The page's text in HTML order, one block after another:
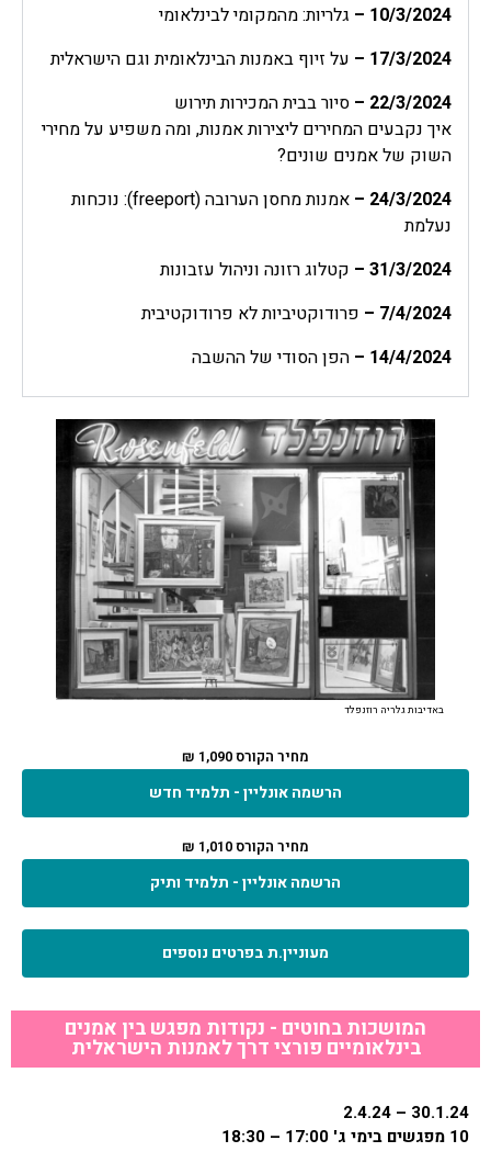
10/3/2024
– גלריות: מהמקומי לבינלאומי
17/3/2024
– על זיוף באמנות הבינלאומית וגם הישראלית
22/3/2024
– סיור בבית המכירות תירוש
איך נקבעים המחירים ליצירות אמנות, ומה משפיע על מחירי
השוק של אמנים שונים?
24/3/2024
–
אמנות מחסן הערובה (freeport): נוכחות
נעלמת
31/3/2024
– קטלוג רזונה וניהול עזבונות
7/4/2024
– פרודוקטיביות לא פרודוקטיבית
14/4/2024
– הפן הסודי של ההשבה
באדיבות גלריה רוזנפלד
מחיר הקורס 1,090 ₪
הרשמה אונליין - תלמיד חדש
מחיר הקורס 1,010 ₪
הרשמה אונליין - תלמיד ותיק
מעוניין.ת בפרטים נוספים
המושכות בחוטים - נקודות מפגש בין אמנים
בינלאומיים פורצי דרך לאמנות הישראלית
30.1.24 – 2.4.24
10 מפגשים בימי ג' 17:00 – 18:30